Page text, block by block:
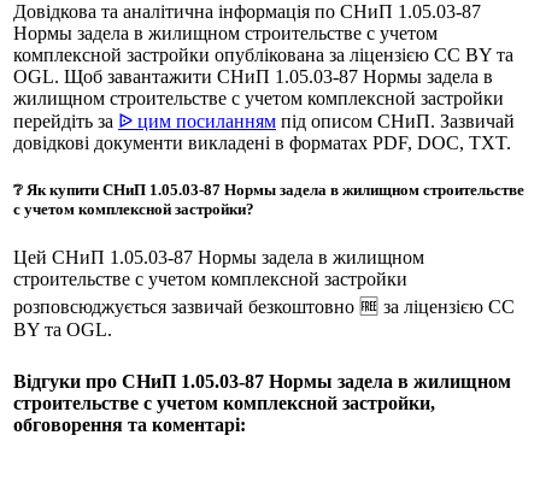
Довідкова та аналітична інформація по СНиП 1.05.03-87
Нормы задела в жилищном строительстве с учетом
комплексной застройки опублікована за ліцензією CC BY та
OGL. Щоб завантажити СНиП 1.05.03-87 Нормы задела в
жилищном строительстве с учетом комплексной застройки
перейдіть за ᐉ цим посиланням під описом СНиП. Зазвичай
довідкові документи викладені в форматах PDF, DOC, TXT.
❔ Як купити СНиП 1.05.03-87 Нормы задела в жилищном строительстве
с учетом комплексной застройки?
Цей СНиП 1.05.03-87 Нормы задела в жилищном
строительстве с учетом комплексной застройки
розповсюджується зазвичай безкоштовно 🆓 за ліцензією CC
BY та OGL.
Відгуки про СНиП 1.05.03-87 Нормы задела в жилищном
строительстве с учетом комплексной застройки,
обговорення та коментарі: